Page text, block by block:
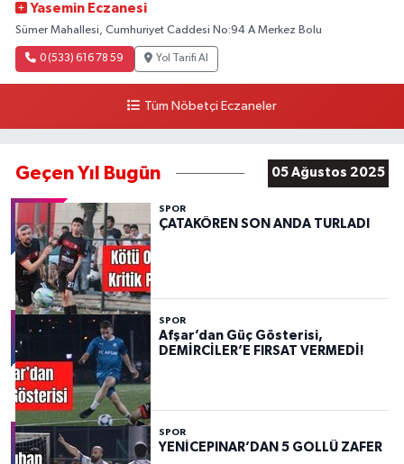
Yasemin Eczanesi
Sümer Mahallesi, Cumhuriyet Caddesi No:94 A Merkez Bolu
0 (533) 616 78 59 Yol Tarifi Al
Tüm Nöbetçi Eczaneler
Geçen Yıl Bugün 05 Ağustos 2025
SPOR
ÇATAKÖREN SON ANDA TURLADI
SPOR
Afşar’dan Güç Gösterisi,
DEMİRCİLER’E FIRSAT VERMEDİ!
SPOR
YENİCEPINAR’DAN 5 GOLLÜ ZAFER